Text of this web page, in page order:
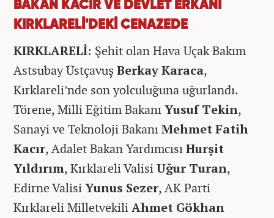
BAKAN KACIR VE DEVLET ERKANI
KIRKLARELİ'DEKİ CENAZEDE
KIRKLARELİ: Şehit olan Hava Uçak Bakım
Astsubay Üstçavuş Berkay Karaca,
Kırklareli’nde son yolculuğuna uğurlandı.
Törene, Milli Eğitim BakanıYusuf Tekin,
Sanayi ve Teknoloji BakanıMehmetFatih
Kacır, Adalet Bakan YardımcısıHurşit
Yıldırım, Kırklareli ValisiUğur Turan,
Edirne ValisiYunus Sezer, AK Parti
Kırklareli MilletvekiliAhmet Gökhan